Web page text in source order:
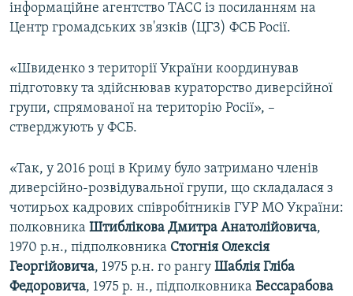
інформаційне агентство ТАСС із посиланням на
Центр громадських зв'язків (ЦГЗ) ФСБ Росії.
«Швиденко з території України координував
підготовку та здійснював кураторство диверсійної
групи, спрямованої на територію Росії», –
стверджують у ФСБ.
«Так, у 2016 році в Криму було затримано членів
диверсійно-розвідувальної групи, що складалася з
чотирьох кадрових співробітників ГУР МО України:
полковника Штиблікова Дмитра Анатолійовича,
1970 р.н., підполковника Стогнія Олексія
Георгійовича, 1975 р.н. го рангу Шаблія Гліба
Федоровича, 1975 р. н., підполковника Бессарабова